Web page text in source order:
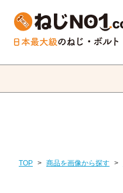
TOP > 商品を画像から探す >